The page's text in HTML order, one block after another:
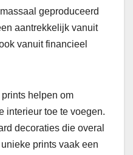
geproduceerd
aantrekkelijk vanuit
vanuit financieel
helpen om
interieur toe te voegen.
decoraties die overal
prints vaak een